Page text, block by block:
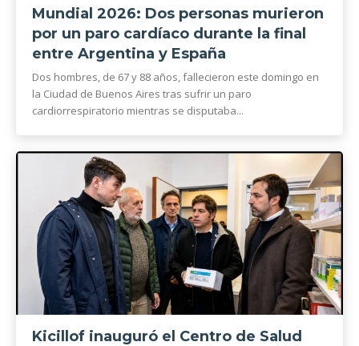
Mundial 2026: Dos personas murieron
por un paro cardíaco durante la final
entre Argentina y España
Dos hombres, de 67 y 88 años, fallecieron este domingo en
la Ciudad de Buenos Aires tras sufrir un paro
cardiorrespiratorio mientras se disputaba...
Kicillof inauguró el Centro de Salud